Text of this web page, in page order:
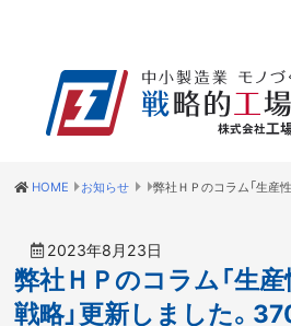
HOME お知らせ
2023年8月23日
弊社ＨＰのコラム「生
戦略」更新しました。